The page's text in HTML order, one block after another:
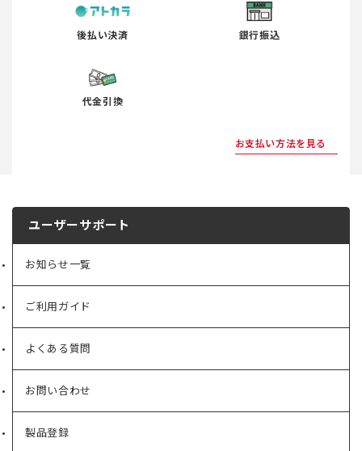
後払い決済 銀行振込
代金引換
お支払い方法を見る
ユーザーサポート
お知らせ一覧
ご利用ガイド
よくある質問
お問い合わせ
製品登録